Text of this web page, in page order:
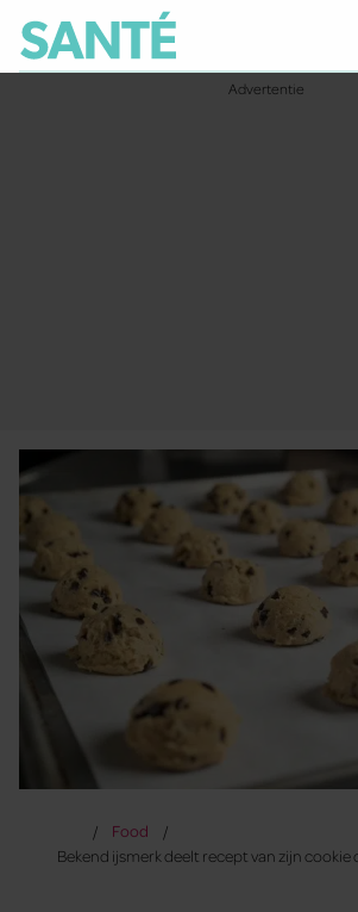
Food
Bekend ijsmerk deelt recept van zijn cookie